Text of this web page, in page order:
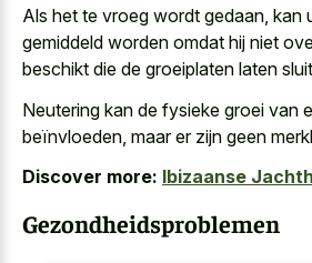
Als het te vroeg wordt gedaan, kan
gemiddeld worden omdat hij niet
beschikt die de groeiplaten laten
Neutering kan de fysieke groei van
beïnvloeden, maar er zijn geen
Discover more: Ibizaanse
Gezondheidsproblemen